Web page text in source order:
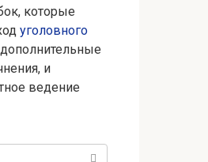
которые
уголовного
и
ведение